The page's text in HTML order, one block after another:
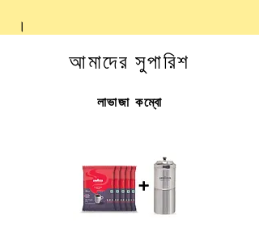
।
আমাদের সুপারিশ
লাভাজা কম্বো